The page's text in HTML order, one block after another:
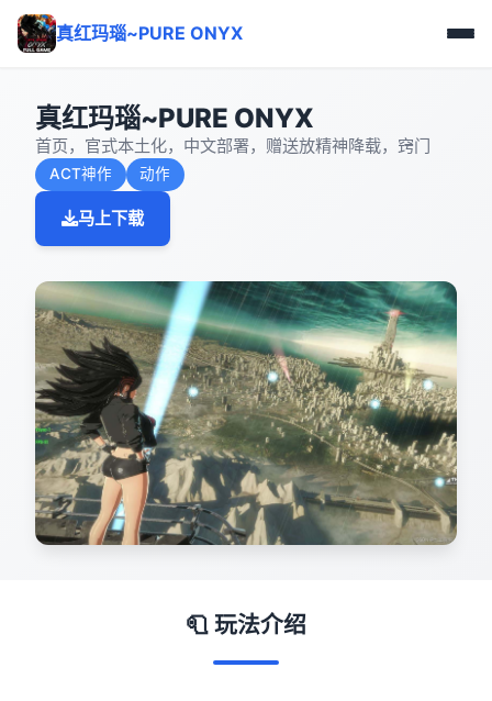
真红玛瑙~PURE ONYX
真红玛瑙~PURE ONYX
首页，官式本土化，中文部署，赠送放精神降载，窍门
ACT神作 动作
马上下载
🧻 玩法介绍